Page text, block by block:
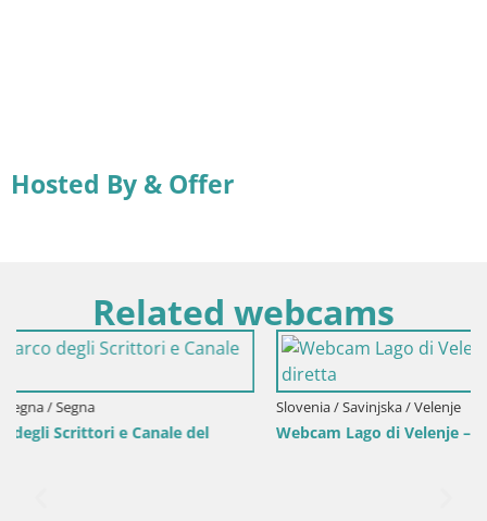
Hosted By & Offer
Related webcams
Slovenia / Savinjska / Velenje
Webcam Lago di Velenje – Spiaggia di Velenje in